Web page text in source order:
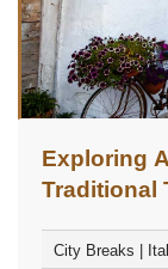
Exploring
Traditional
City Breaks |